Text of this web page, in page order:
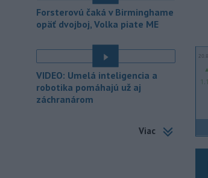
14:17 -
V bratislavskej rafinérii
Slovnaft horí uskladnený ropný
produkt.
TASR o tom informovala
rafinéria s tým, že obyvateľom nehrozí
13:50 - Jedným zo zdravotných rizík
na festivale môže byť vyššia
úroveň hluku. Je preto dobré držať sa
chrániče sluchu či dodržiavať
Forsterovú čaká v Birminghame
opäť dvojboj, Volka piate ME
VIDEO: Umelá inteligencia a
robotika pomáhajú už aj
záchranárom
Viac